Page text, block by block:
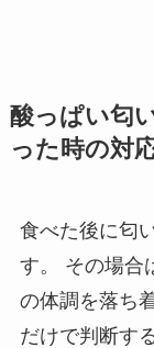
酸っぱい匂
った時の対
食べた後に匂
す。 その場合
の体調を落ち
だけで判断す